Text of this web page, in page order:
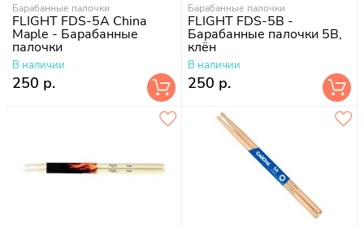
Барабанные палочки
FLIGHT FDS-5A China
Maple - Барабанные
палочки
В наличии
250 р.
Барабанные палочки
FLIGHT FDS-5B -
Барабанные палочки 5B,
клён
В наличии
250 р.